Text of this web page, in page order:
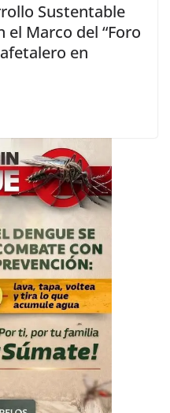
Sustentable
Marco del “Foro
en